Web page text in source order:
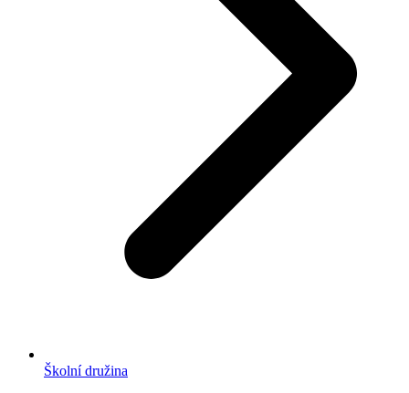
Školní družina